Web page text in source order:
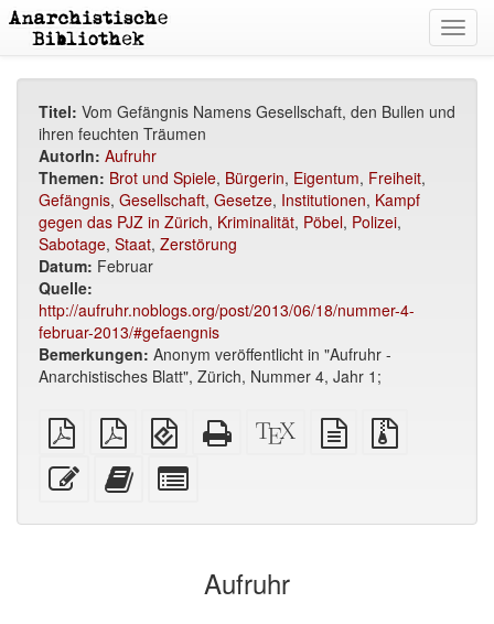
Titel: Vom Gefängnis Namens Gesellschaft, den Bullen und
ihren feuchten Träumen
AutorIn: Aufruhr
Themen: Brot und Spiele, Bürgerin, Eigentum, Freiheit,
Gefängnis, Gesellschaft, Gesetze, Institutionen, Kampf
gegen das PJZ in Zürich, Kriminalität, Pöbel, Polizei,
Sabotage, Staat, Zerstörung
Datum: Februar
Quelle:
http://aufruhr.noblogs.org/post/2013/06/18/nummer-4-
februar-2013/#gefaengnis
Bemerkungen: Anonym veröffentlicht in "Aufruhr -
Anarchistisches Blatt", Zürich, Nummer 4, Jahr 1;
reines
PDF
A4
Broschüren
PDF
EPUB
(für
mobile
Geräte)
Reines
HTML
XeLaTex
Quelle
reine
Textquelle
Diesen
Text
Füge
diesen
zum
for
bookbuilder
Aufruhr